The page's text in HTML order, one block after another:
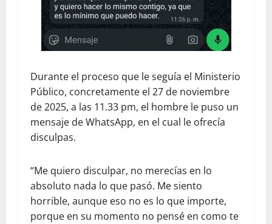
Durante el proceso que le seguía el Ministerio
Público, concretamente el 27 de noviembre
de 2025, a las 11.33 pm, el hombre le puso un
mensaje de WhatsApp, en el cual le ofrecía
disculpas.
“Me quiero disculpar, no merecías en lo
absoluto nada lo que pasó. Me siento
horrible, aunque eso no es lo que importe,
porque en su momento no pensé en como te